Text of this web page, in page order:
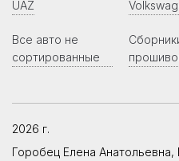
UAZ
Все авто не
сортированные
2026 г.
Горобец Елена